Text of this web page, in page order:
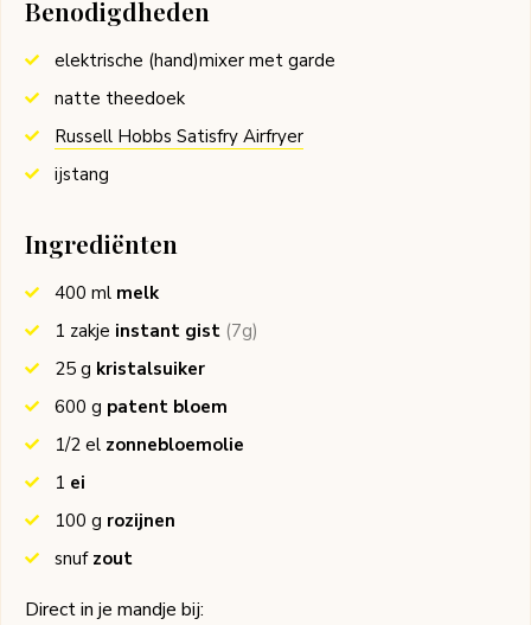
Benodigdheden
elektrische (hand)mixer met garde
natte theedoek
Russell Hobbs Satisfry Airfryer
ijstang
Ingrediënten
400 ml melk
1 zakje instant gist (7g)
25 g kristalsuiker
600 g patent bloem
1/2 el zonnebloemolie
1 ei
100 g rozijnen
snuf zout
Direct in je mandje bij: